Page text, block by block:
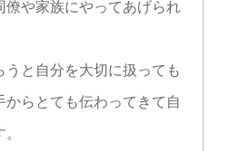
僚や家族にやってあげられ
と自分を大切に扱っても
らとても伝わってきて自